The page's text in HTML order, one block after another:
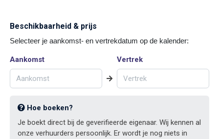
Beschikbaarheid & prijs
Selecteer je aankomst- en vertrekdatum op de kalender:
Aankomst Vertrek
Hoe boeken?
Je boekt direct bij de geverifieerde eigenaar. Wij kennen al
onze verhuurders persoonlijk. Er wordt je nog niets in